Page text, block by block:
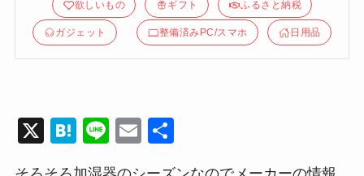
欲しいもの ギフト ふるさと納税
ガジェット 整備済みPC/スマホ 日用品
X
H
Li
E